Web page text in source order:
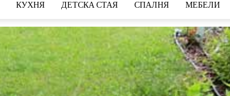
КУХНЯ ДЕТСКА СТАЯ СПАЛНЯ МЕБЕЛИ